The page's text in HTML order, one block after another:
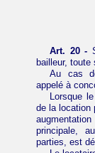
Art. 20 -
bailleur,
Au cas
appelé à
Lorsque
de la location
principale,
parties, est